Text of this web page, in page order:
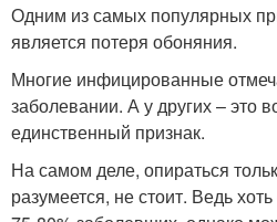
Одним из самых популярных
является потеря обоняния.
Многие инфицированные
заболевании. А у других – это
единственный признак.
На самом деле, опираться
разумеется, не стоит. Ведь